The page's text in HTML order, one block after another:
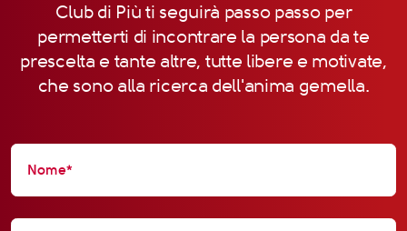
Club di Più ti seguirà passo passo per
permetterti di incontrare la persona da te
prescelta e tante altre, tutte libere e motivate,
che sono alla ricerca dell'anima gemella.